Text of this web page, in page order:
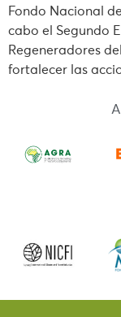
Fondo Nacional
cabo el Segundo
Regeneradores
fortalecer las